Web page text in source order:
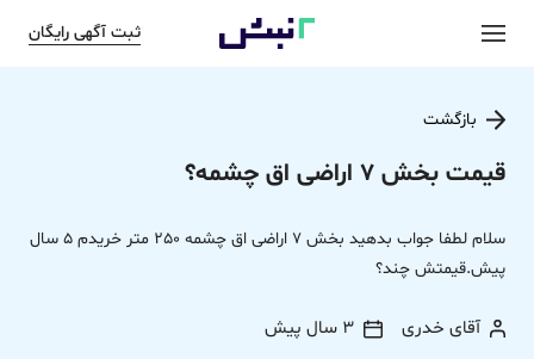
ثبت آگهی رایگان
بازگشت
قیمت بخش 7 اراضی اق چشمه؟
سلام لطفا جواب بدهید بخش 7 اراضی اق چشمه 250 متر خریدم 5 سال
پیش.قیمتش چند؟
آقای خدری 3 سال پیش